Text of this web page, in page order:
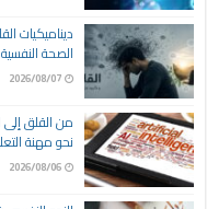
ديناميكيات
الصحة
2026/08/07
من القلق إلى
نحو مهنة
2026/08/06